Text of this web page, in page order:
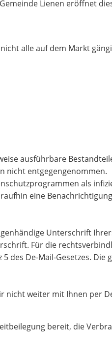
Lienen eröffnet
alle auf dem Markt
ausführbare
nicht entgegengenommen.
als
eine
Unterschrift
Für die
De-Mail-Gesetzes. Die
nicht weiter mit Ihnen per
bereit, die